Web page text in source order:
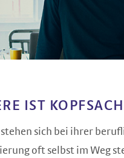
IST
sich bei ihrer
oft selbst im Weg